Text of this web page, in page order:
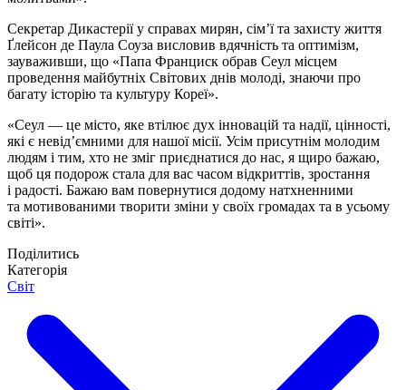
Секретар Дикастерії у справах мирян, сім’ї та захисту життя
Ґлейсон де Паула Соуза висловив вдячність та оптимізм,
зауваживши, що «Папа Франциск обрав Сеул місцем
проведення майбутніх Світових днів молоді, знаючи про
багату історію та культуру Кореї».
«Сеул — це місто, яке втілює дух інновацій та надії, цінності,
які є невід’ємними для нашої місії. Усім присутнім молодим
людям і тим, хто не зміг приєднатися до нас, я щиро бажаю,
щоб ця подорож стала для вас часом відкриттів, зростання
і радості. Бажаю вам повернутися додому натхненними
та мотивованими творити зміни у своїх громадах та в усьому
світі».
Поділитись
Категорія
Світ